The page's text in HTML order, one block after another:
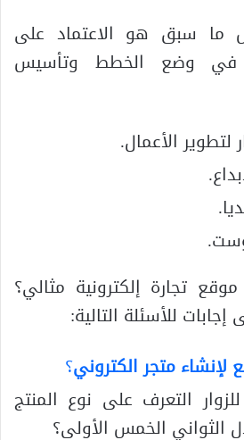
ما سبق هو الاعتماد على
في وضع الخطط وتأسيس
الأعمال.
تجارة إلكترونية مثالي؟
للأسئلة التالية:
متجر الكتروني؟
التعرف على نوع المنتج
الثواني الخمس الأولى؟